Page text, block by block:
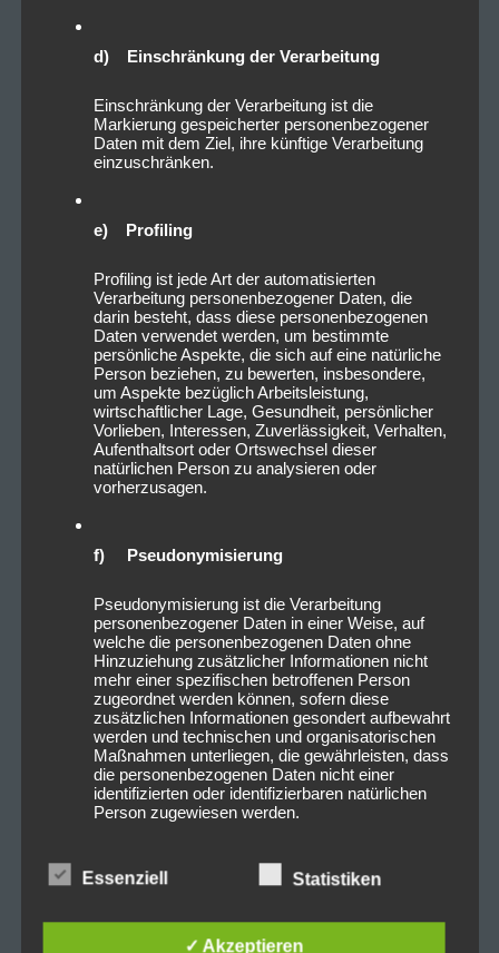
Zum Schluss wurde die Bühne noch in einen Vorhang
aus Funkenregen gehüllt. Zusätzlich wurden auch
noch ein letztes mal die Konfettikanonen in
Anspruch genommen.
d) Einschränkung der Verarbeitung
Einschränkung der Verarbeitung ist die
Markierung gespeicherter personenbezogener
Daten mit dem Ziel, ihre künftige Verarbeitung
einzuschränken.
e) Profiling
Profiling ist jede Art der automatisierten
Verarbeitung personenbezogener Daten, die
darin besteht, dass diese personenbezogenen
Daten verwendet werden, um bestimmte
persönliche Aspekte, die sich auf eine natürliche
Person beziehen, zu bewerten, insbesondere,
um Aspekte bezüglich Arbeitsleistung,
wirtschaftlicher Lage, Gesundheit, persönlicher
Vorlieben, Interessen, Zuverlässigkeit, Verhalten,
Aufenthaltsort oder Ortswechsel dieser
natürlichen Person zu analysieren oder
vorherzusagen.
f) Pseudonymisierung
Pseudonymisierung ist die Verarbeitung
personenbezogener Daten in einer Weise, auf
welche die personenbezogenen Daten ohne
Hinzuziehung zusätzlicher Informationen nicht
mehr einer spezifischen betroffenen Person
zugeordnet werden können, sofern diese
zusätzlichen Informationen gesondert aufbewahrt
werden und technischen und organisatorischen
Maßnahmen unterliegen, die gewährleisten, dass
die personenbezogenen Daten nicht einer
identifizierten oder identifizierbaren natürlichen
Person zugewiesen werden.
g) Verantwortlicher oder für die
Verantwortlicher oder für die Verarbeitung
Essenziell Statistiken
✓ Akzeptieren